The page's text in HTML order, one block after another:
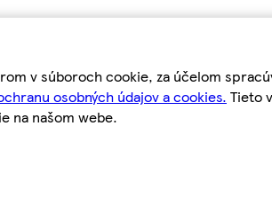
v súboroch cookie, za účelom
osobných údajov a cookies. Tieto
na našom webe.